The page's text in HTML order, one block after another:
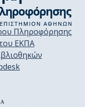
Πληροφόρησης
ΕΚΠΑ